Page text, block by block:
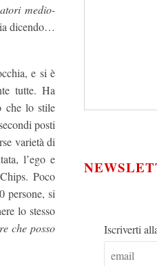
medio-
dicendo…
e si è
tutte. Ha
che lo stile
posti
varietà di
l’ego e
Poco
persone, si
lo stesso
che posso
Iscriverti